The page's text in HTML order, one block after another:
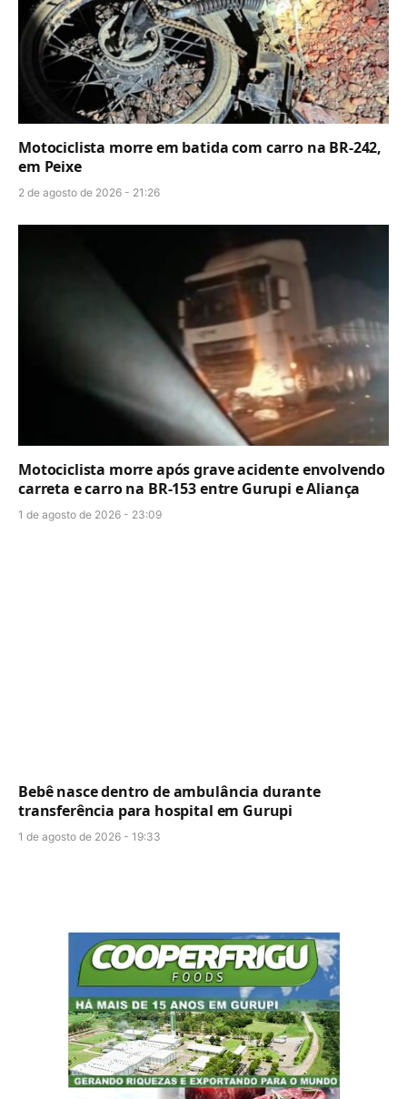
Motociclista morre em batida com carro na BR-242,
em Peixe
2 de agosto de 2026 - 21:26
Motociclista morre após grave acidente envolvendo
carreta e carro na BR-153 entre Gurupi e Aliança
1 de agosto de 2026 - 23:09
Bebê nasce dentro de ambulância durante
transferência para hospital em Gurupi
1 de agosto de 2026 - 19:33